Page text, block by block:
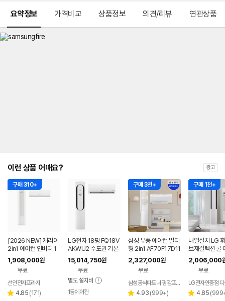
는
치
비
요약정보 가격비교 상품정보 의견/리뷰 연관상품
이런 상품 어때요? 광고
구매 310+
[2026 NEW] 캐리어
2in1 에어컨 인버터 1
등급 멀티형 wifi 17평
+6평 투인원 전국 설
치비포함
1,908,000원
무료
선인전자프라자
별 4.85 리
(171)
LG전자 18평 FQ18V
AKWU2 수도권 기본
설치 포함 투인원 에어
컨
15,014,750원
무료
별도 설치비
1등에어컨
구매 3천+
삼성 무풍 에어컨 멀티
형 2in1 AF70F17D11
BRS 일반배관 전국,
기본설치비포함
2,327,000원
무료
삼성공식파트너 평강프라자
별 4.93 리
(999+)
구매 1천+
내일설치 LG
브제컬렉션 쿨
2in1
기본설치포함
2,006,000
무료
별 4.85 리
(